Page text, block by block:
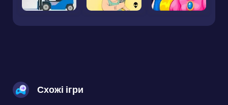
Схожі ігри